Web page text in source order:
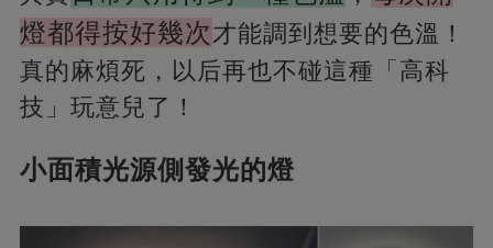
燈都得按好幾次才能調到想要的色溫！
真的麻煩死，以后再也不碰這種「高科
技」玩意兒了！
小面積光源側發光的燈